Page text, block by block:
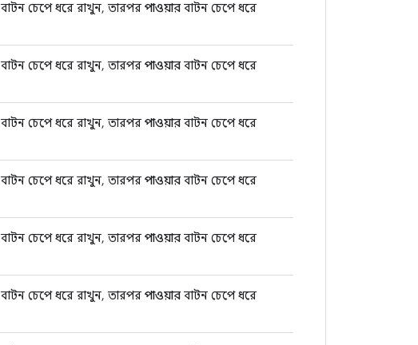
বাটন চেপে ধরে রাখুন, তারপর পাওয়ার বাটন চেপে ধরে
বাটন চেপে ধরে রাখুন, তারপর পাওয়ার বাটন চেপে ধরে
বাটন চেপে ধরে রাখুন, তারপর পাওয়ার বাটন চেপে ধরে
বাটন চেপে ধরে রাখুন, তারপর পাওয়ার বাটন চেপে ধরে
বাটন চেপে ধরে রাখুন, তারপর পাওয়ার বাটন চেপে ধরে
বাটন চেপে ধরে রাখুন, তারপর পাওয়ার বাটন চেপে ধরে